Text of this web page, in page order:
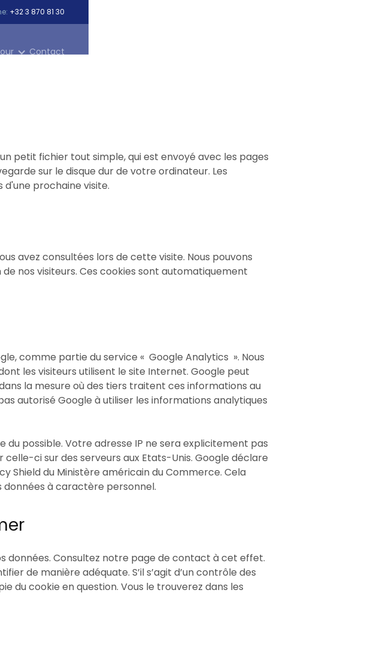
+32 3 870 81 30
Contact
petit fichier tout simple, qui est envoyé avec les pages
sur le disque dur de votre ordinateur. Les
prochaine visite.
avez consultées lors de cette visite. Nous pouvons
nos visiteurs. Ces cookies sont automatiquement
comme partie du service « Google Analytics ». Nous
les visiteurs utilisent le site Internet. Google peut
la mesure où des tiers traitent ces informations au
autorisé Google à utiliser les informations analytiques
possible. Votre adresse IP ne sera explicitement pas
ci sur des serveurs aux Etats-Unis. Google déclare
Shield du Ministère américain du Commerce. Cela
à caractère personnel.
données. Consultez notre page de contact à cet effet.
de manière adéquate. S’il s’agit d’un contrôle des
du cookie en question. Vous le trouverez dans les